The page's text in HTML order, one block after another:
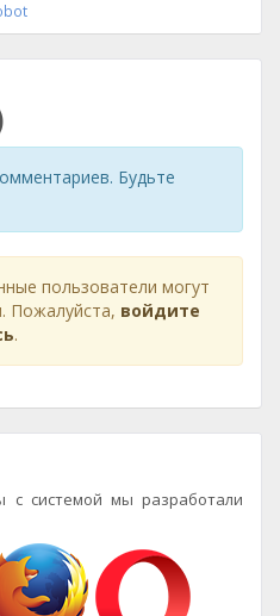
Будьте
пользователи могут
Пожалуйста, войдите
.
с системой мы разработали